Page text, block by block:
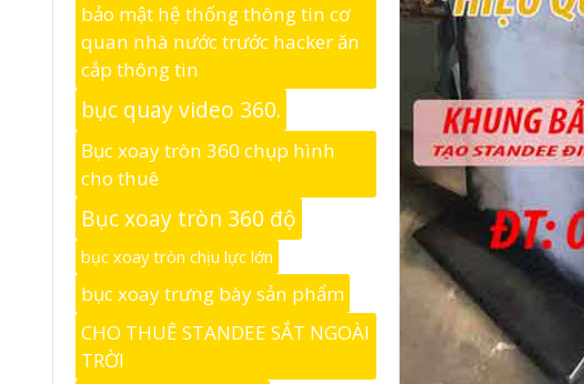
bảo mật hệ thống thông tin cơ
quan nhà nước trước hacker ăn
cắp thông tin
bục quay video 360.
Bục xoay tròn 360 chụp hình
cho thuê
Bục xoay tròn 360 độ
bục xoay tròn chịu lực lớn
bục xoay trưng bày sản phẩm
CHO THUÊ STANDEE SẮT NGOÀI
TRỜI